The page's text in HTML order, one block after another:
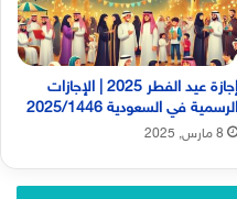
إجازة عيد الفطر 2025 | الإجازات
الرسمية في السعودية 2025/1446
8 مارس, 2025